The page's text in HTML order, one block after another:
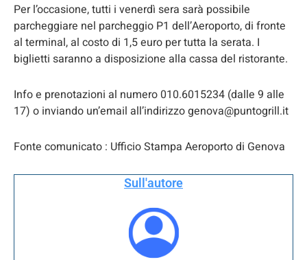
Per l’occasione, tutti i venerdì sera sarà possibile
parcheggiare nel parcheggio P1 dell’Aeroporto, di fronte
al terminal, al costo di 1,5 euro per tutta la serata. I
biglietti saranno a disposizione alla cassa del ristorante.
Info e prenotazioni al numero 010.6015234 (dalle 9 alle
17) o inviando un’email all’indirizzo genova@puntogrill.it
Fonte comunicato : Ufficio Stampa Aeroporto di Genova
Sull'autore